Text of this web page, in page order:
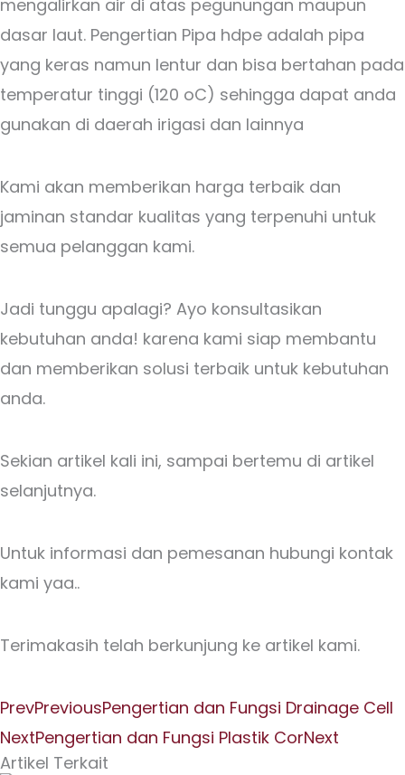
mengalirkan air di atas pegunungan maupun
dasar laut. Pengertian Pipa hdpe adalah pipa
yang keras namun lentur dan bisa bertahan pada
temperatur tinggi (120 oC) sehingga dapat anda
gunakan di daerah irigasi dan lainnya
Kami akan memberikan harga terbaik dan
jaminan standar kualitas yang terpenuhi untuk
semua pelanggan kami.
Jadi tunggu apalagi? Ayo konsultasikan
kebutuhan anda! karena kami siap membantu
dan memberikan solusi terbaik untuk kebutuhan
anda.
Sekian artikel kali ini, sampai bertemu di artikel
selanjutnya.
Untuk informasi dan pemesanan hubungi kontak
kami yaa..
Terimakasih telah berkunjung ke artikel kami.
PrevPreviousPengertian dan Fungsi Drainage Cell
NextPengertian dan Fungsi Plastik CorNext
Artikel Terkait